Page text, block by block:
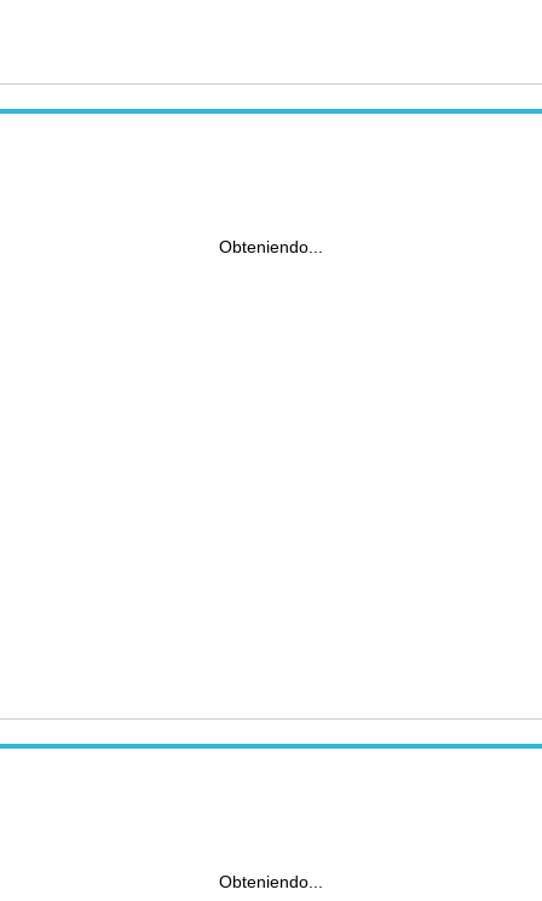
Obteniendo...
Obteniendo...